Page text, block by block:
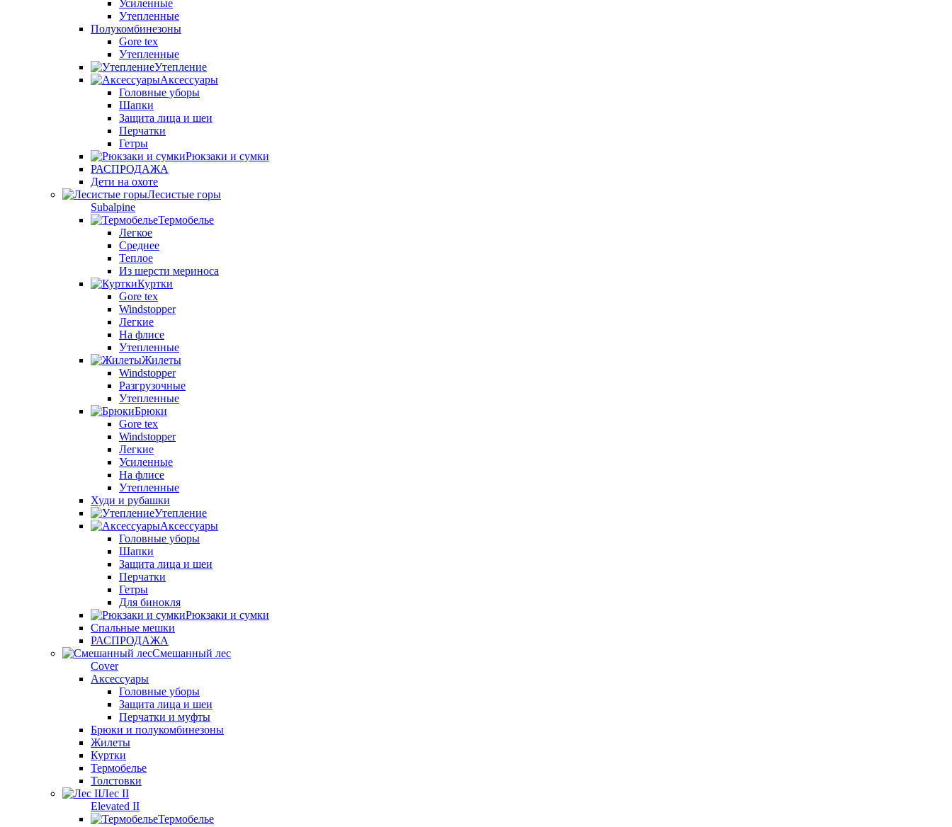
Усиленные
Утепленные
Полукомбинезоны
Gore tex
Утепленные
Утепление
Аксессуары
Головные уборы
Шапки
Защита лица и шеи
Перчатки
Гетры
Рюкзаки и сумки
РАСПРОДАЖА
Дети на охоте
Лесистые горы
Subalpine
Термобелье
Легкое
Среднее
Теплое
Из шерсти мериноса
Куртки
Gore tex
Windstopper
Легкие
На флисе
Утепленные
Жилеты
Windstopper
Разгрузочные
Утепленные
Брюки
Gore tex
Windstopper
Легкие
Усиленные
На флисе
Утепленные
Худи и рубашки
Утепление
Аксессуары
Головные уборы
Шапки
Защита лица и шеи
Перчатки
Гетры
Для бинокля
Рюкзаки и сумки
Спальные мешки
РАСПРОДАЖА
Смешанный лес
Cover
Аксессуары
Головные уборы
Защита лица и шеи
Перчатки и муфты
Брюки и полукомбинезоны
Жилеты
Куртки
Термобелье
Толстовки
Лес II
Elevated II
Термобелье